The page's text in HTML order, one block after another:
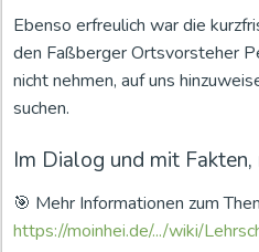
Ebenso erfreulich war die
den Faßberger Ortsvorsteher
nicht nehmen, auf uns
suchen.
Im Dialog und mit Fakten,
🎯 Mehr Informationen zum
https://moinhei.de/.../wiki/